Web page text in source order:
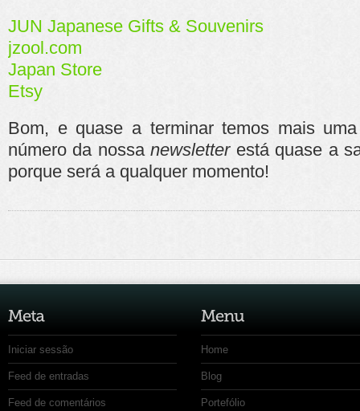
JUN Japanese Gifts & Souvenirs
jzool.com
Japan Store
Etsy
Bom, e quase a terminar temos mais
número da nossanewsletter está quase a
porque será a qualquer momento!
Iniciar sessão
Feed de entradas
Feed de comentários
Home
Blog
Portefólio